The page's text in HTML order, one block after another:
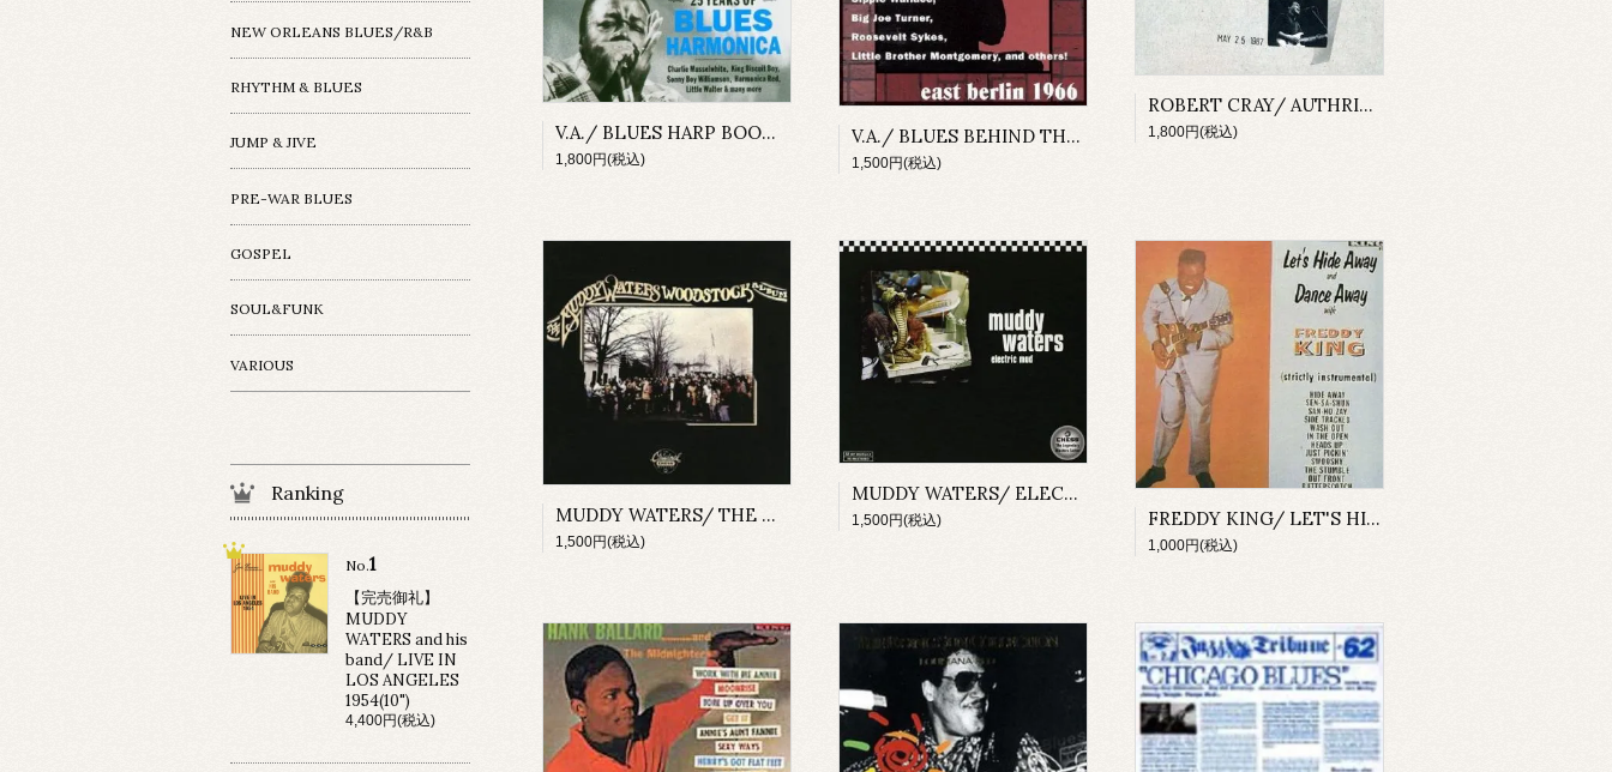
V.A./ BLUES HARP BOOGIE 25 YEAR OF BLUE HARMONICA
1,800円(税込)
V.A./ BLUES BEHIND THE WALL; EAST BERLIN 1966
1,500円(税込)
ROBERT CRAY/ AUTHRIZED BOOTLEG LIVE OUTDOOR CONCERT,AUSTIN,TEXAS 05/25/87
1,800円(税込)
MUDDY WATERS/ THE MUDDY WATERS WOODSTOCK ALBUM
1,500円(税込)
MUDDY WATERS/ ELECTRIC MUD
1,500円(税込) FREDDY KING/ LET'S HIDE AWAY DANCE AWAY
1,000円(税込)
NEW ORLEANS BLUES/R&B
RHYTHM & BLUES
JUMP & JIVE
PRE-WAR BLUES
GOSPEL
SOUL&FUNK
VARIOUS
Ranking
No.1
【完売御礼】
MUDDY
WATERS and his
band/ LIVE IN
LOS ANGELES
1954(10")
4,400円(税込)